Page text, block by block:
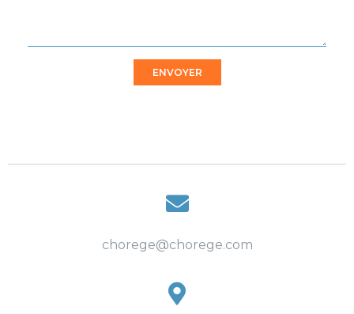
ENVOYER
chorege@chorege.com